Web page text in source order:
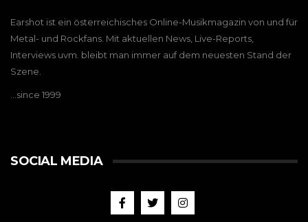
Earshot ist ein österreichisches Online-Musikmagazin von und für
Metal- und Rockfans. Mit aktuellen News, Live-Reports,
Interviews uvm. bleibt man immer auf dem neuesten Stand der
Szene.
…since 1999
SOCIAL MEDIA